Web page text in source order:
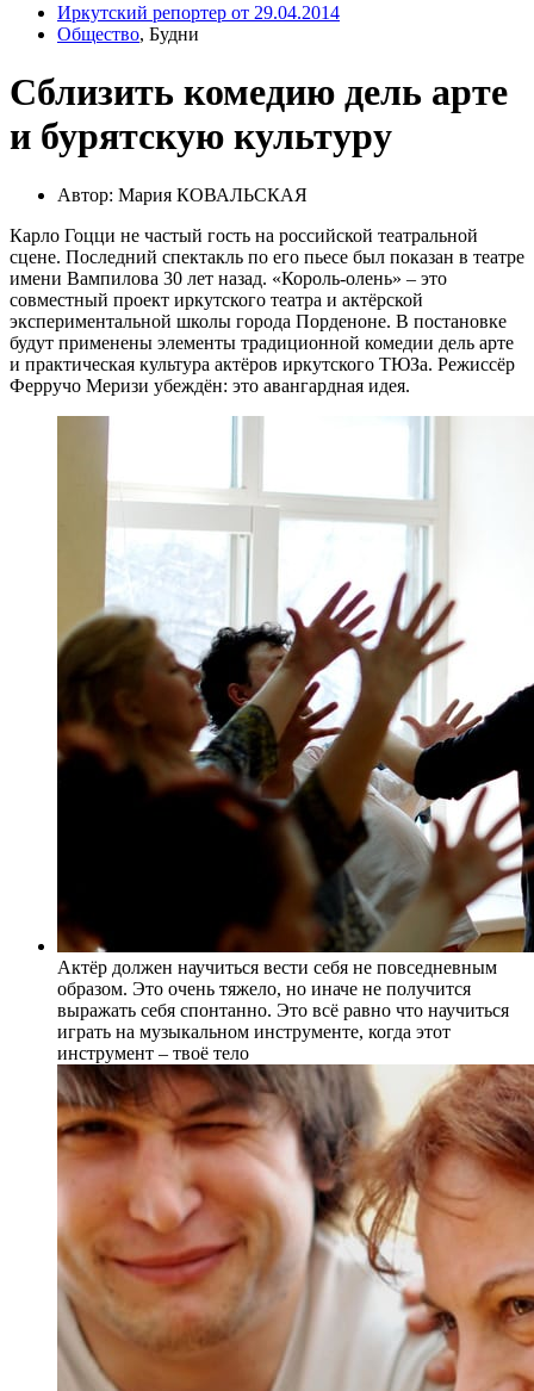
Иркутский репортер от 29.04.2014
Общество, Будни
Сблизить комедию дель арте
и бурятскую культуру
Автор: Мария КОВАЛЬСКАЯ
Карло Гоцци не частый гость на российской театральной
сцене. Последний спектакль по его пьесе был показан в театре
имени Вампилова 30 лет назад. «Король-олень» – это
совместный проект иркутского театра и актёрской
экспериментальной школы города Порденоне. В постановке
будут применены элементы традиционной комедии дель арте
и практическая культура актёров иркутского ТЮЗа. Режиссёр
Ферручо Меризи убеждён: это авангардная идея.
Актёр должен научиться вести себя не повседневным
образом. Это очень тяжело, но иначе не получится
выражать себя спонтанно. Это всё равно что научиться
играть на музыкальном инструменте, когда этот
инструмент – твоё тело